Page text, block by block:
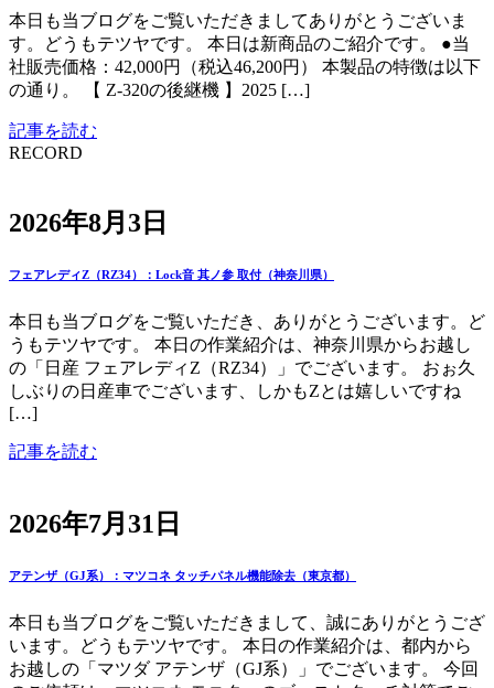
本日も当ブログをご覧いただきましてありがとうございま
す。どうもテツヤです。 本日は新商品のご紹介です。 ●当
社販売価格：42,000円（税込46,200円） 本製品の特徴は以下
の通り。 【 Z-320の後継機 】2025 […]
記事を読む
RECORD
2026年8月3日
フェアレディZ（RZ34）：Lock音 其ノ参 取付（神奈川県）
本日も当ブログをご覧いただき、ありがとうございます。ど
うもテツヤです。 本日の作業紹介は、神奈川県からお越し
の「日産 フェアレディZ（RZ34）」でございます。 おぉ久
しぶりの日産車でございます、しかもZとは嬉しいですね
[…]
記事を読む
2026年7月31日
アテンザ（GJ系）：マツコネ タッチパネル機能除去（東京都）
本日も当ブログをご覧いただきまして、誠にありがとうござ
います。どうもテツヤです。 本日の作業紹介は、都内から
お越しの「マツダ アテンザ（GJ系）」でございます。 今回